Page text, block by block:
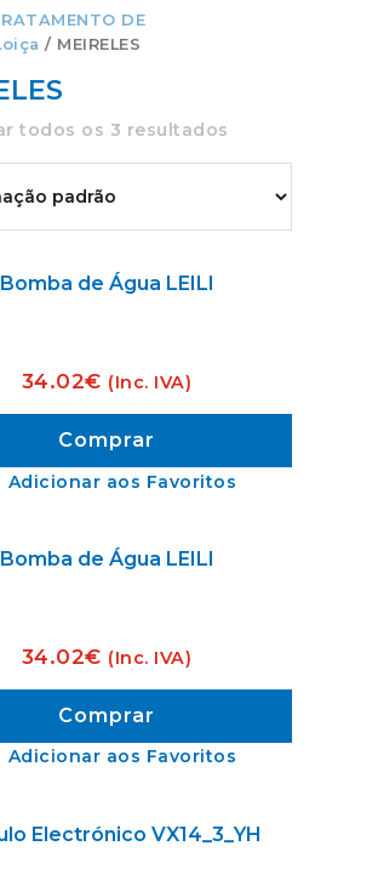
DE
/ MEIRELES
todos os 3 resultados
Adicionar aos Favoritos
Bomba de Água LEILI
34.02€ (Inc. IVA)
Comprar
Adicionar aos Favoritos
Bomba de Água LEILI
34.02€ (Inc. IVA)
Comprar
Electrónico VX14_3_YH